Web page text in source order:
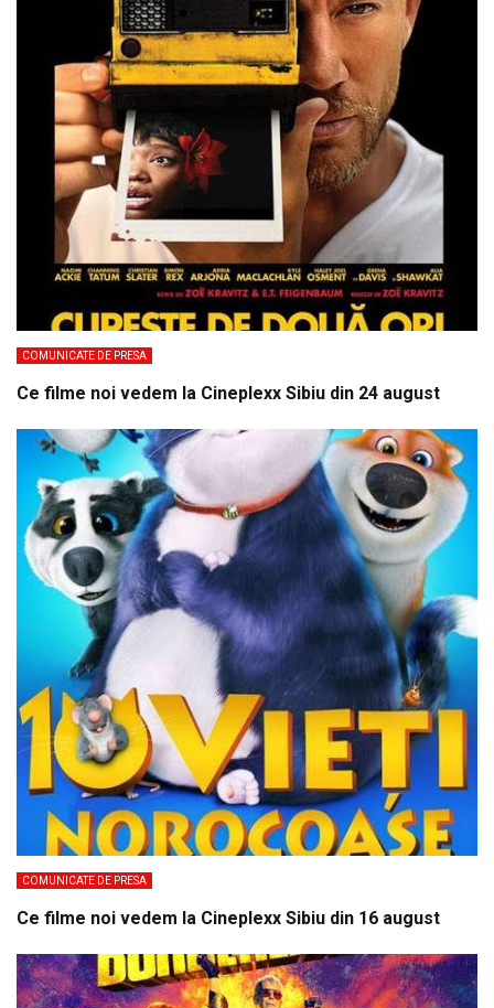
COMUNICATE DE PRESA
Ce filme noi vedem la Cineplexx Sibiu din 24 august
COMUNICATE DE PRESA
Ce filme noi vedem la Cineplexx Sibiu din 16 august